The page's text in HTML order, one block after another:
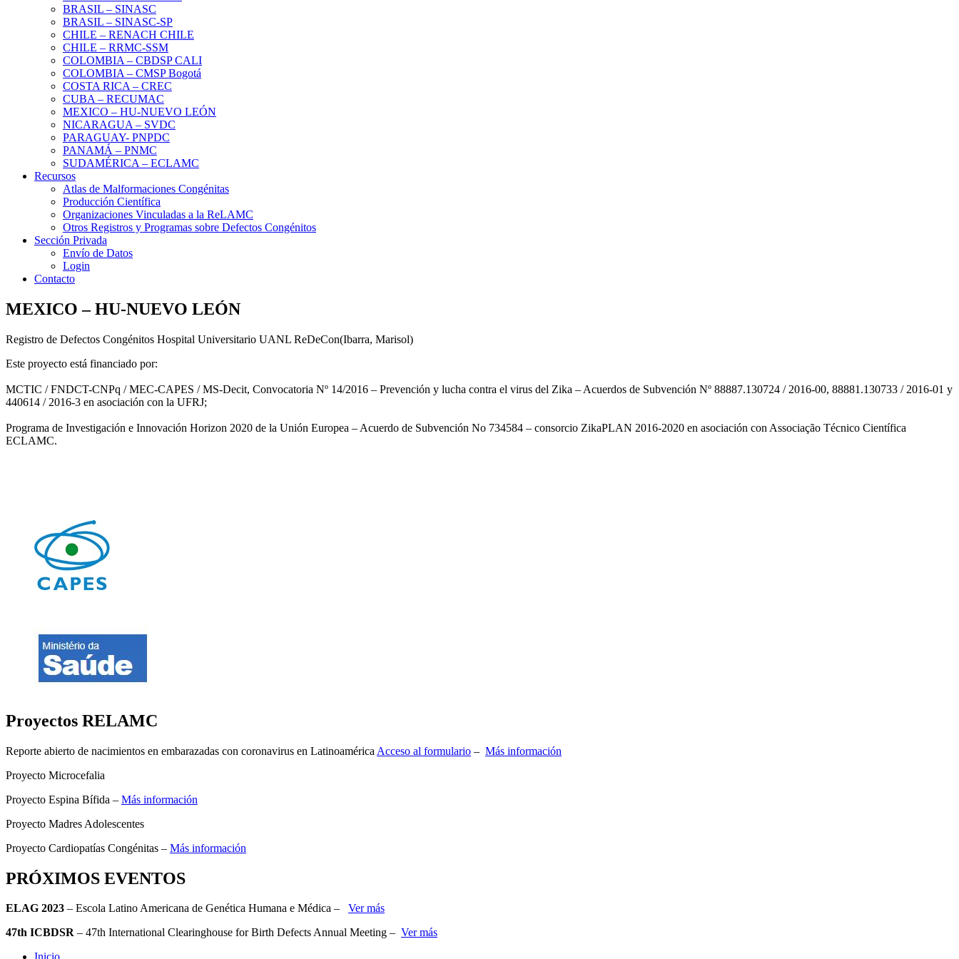
BRASIL – SINASC
BRASIL – SINASC-SP
CHILE – RENACH CHILE
CHILE – RRMC-SSM
COLOMBIA – CBDSP CALI
COLOMBIA – CMSP Bogotá
COSTA RICA – CREC
CUBA – RECUMAC
MEXICO – HU-NUEVO LEÓN
NICARAGUA – SVDC
PARAGUAY- PNPDC
PANAMÁ – PNMC
SUDAMÉRICA – ECLAMC
Recursos
Atlas de Malformaciones Congénitas
Producción Científica
Organizaciones Vinculadas a la ReLAMC
Otros Registros y Programas sobre Defectos Congénitos
Sección Privada
Envío de Datos
Login
Contacto
MEXICO – HU-NUEVO LEÓN
Registro de Defectos Congénitos Hospital Universitario UANL ReDeCon(Ibarra, Marisol)
Este proyecto está financiado por:
MCTIC / FNDCT-CNPq / MEC-CAPES / MS-Decit, Convocatoria Nº 14/2016 – Prevención y lucha contra el virus del Zika – Acuerdos de Subvención Nº 88887.130724 / 2016-00, 88881.130733 / 2016-01 y
440614 / 2016-3 en asociación con la UFRJ;
Programa de Investigación e Innovación Horizon 2020 de la Unión Europea – Acuerdo de Subvención No 734584 – consorcio ZikaPLAN 2016-2020 en asociación con Associação Técnico Científica
ECLAMC.
Proyectos RELAMC
Reporte abierto de nacimientos en embarazadas con coronavirus en Latinoamérica Acceso al formulario – Más información
Proyecto Microcefalia
Proyecto Espina Bífida – Más información
Proyecto Madres Adolescentes
Proyecto Cardiopatías Congénitas – Más información
PRÓXIMOS EVENTOS
ELAG 2023 – Escola Latino Americana de Genética Humana e Médica – Ver más
47th ICBDSR – 47th International Clearinghouse for Birth Defects Annual Meeting – Ver más